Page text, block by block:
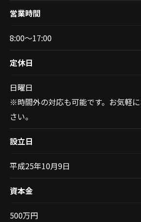
営業時間
8:00～17:00
定休日
日曜日
※時間外の対応も可能です。お気軽
さい。
設立日
平成25年10月9日
資本金
500万円